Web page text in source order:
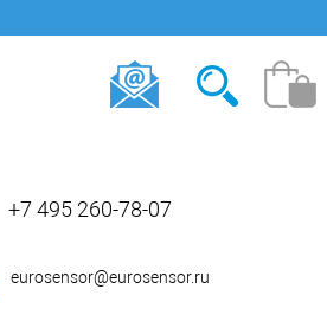
+7 495 260-78-07
eurosensor@eurosensor.ru